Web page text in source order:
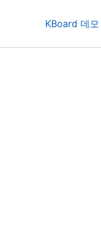
KBoard 데모